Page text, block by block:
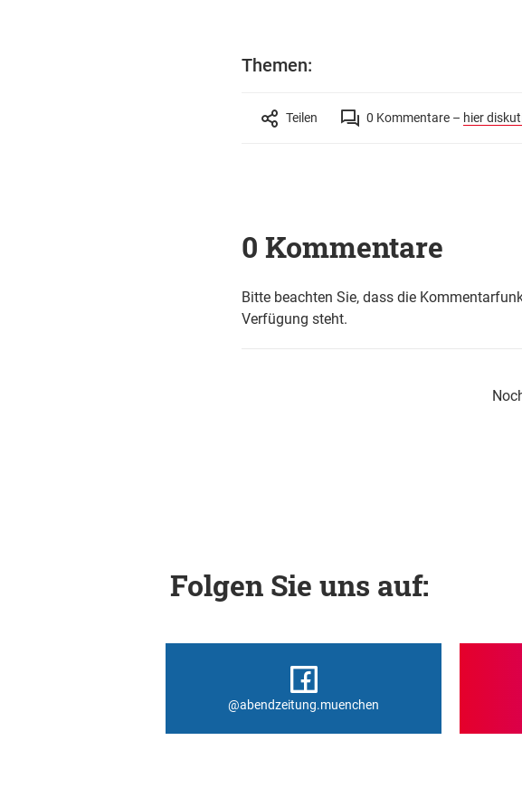
Themen:
Teilen 0 Kommentare – hier
0 Kommentare
Bitte beachten Sie, dass die
Verfügung steht.
Folgen Sie uns auf:
@abendzeitung.muenchen